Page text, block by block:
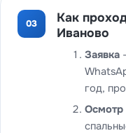
03
Как
Иваново
Заявка
год,
Осмотр